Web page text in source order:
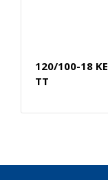
120/100-18
TT